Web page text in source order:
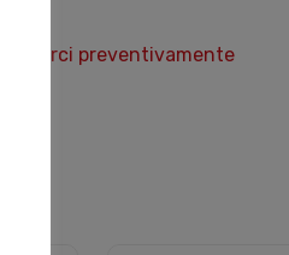
preventivamente